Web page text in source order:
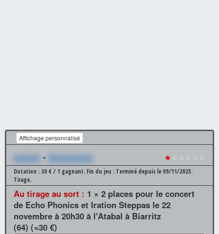
Affichage personnalisé
xxxxxx - Xxxxxxxxxx ★☆☆☆☆☆
Dotation : 30 € / 1 gagnant. Fin du jeu : Terminé depuis le 09/11/2025.
Tirage.
Au tirage au sort : 1 × 2 places pour le concert
de Echo Phonics et Iration Steppas le 22
novembre à 20h30 à l'Atabal à Biarritz
(64) (≈30 €)